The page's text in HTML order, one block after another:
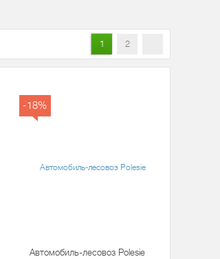
1 2
-18%
Автомобиль-лесовоз Polesie